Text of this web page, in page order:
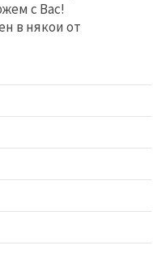
с Вас!
в някои от